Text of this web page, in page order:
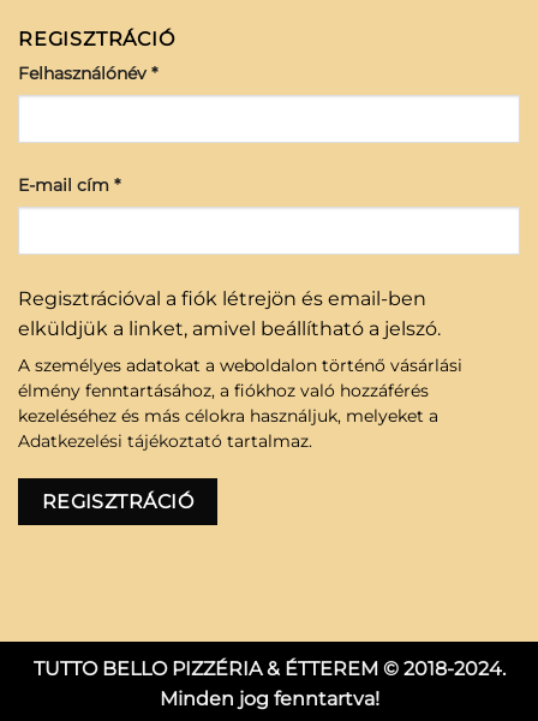
REGISZTRÁCIÓ
Felhasználónév*
E-mail cím *
Regisztrációval a fiók létrejön és email-ben
elküldjük a linket, amivel beállítható a jelszó.
A személyes adatokat a weboldalon történő vásárlási
élmény fenntartásához, a fiókhoz való hozzáférés
kezeléséhez és más célokra használjuk, melyeket a
Adatkezelési tájékoztató tartalmaz.
REGISZTRÁCIÓ
TUTTO BELLO PIZZÉRIA & ÉTTEREM © 2018-2024.
Minden jog fenntartva!